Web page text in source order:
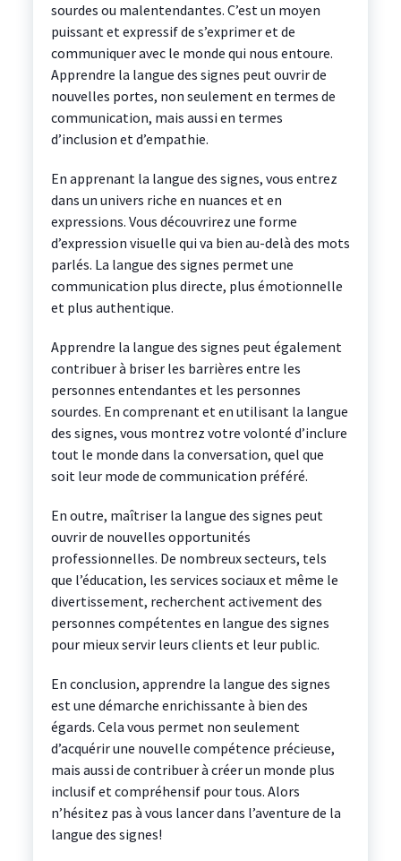
sourdes ou malentendantes. C’est un moyen
puissant et expressif de s’exprimer et de
communiquer avec le monde qui nous entoure.
Apprendre la langue des signes peut ouvrir de
nouvelles portes, non seulement en termes de
communication, mais aussi en termes
d’inclusion et d’empathie.
En apprenant la langue des signes, vous entrez
dans un univers riche en nuances et en
expressions. Vous découvrirez une forme
d’expression visuelle qui va bien au-delà des mots
parlés. La langue des signes permet une
communication plus directe, plus émotionnelle
et plus authentique.
Apprendre la langue des signes peut également
contribuer à briser les barrières entre les
personnes entendantes et les personnes
sourdes. En comprenant et en utilisant la langue
des signes, vous montrez votre volonté d’inclure
tout le monde dans la conversation, quel que
soit leur mode de communication préféré.
En outre, maîtriser la langue des signes peut
ouvrir de nouvelles opportunités
professionnelles. De nombreux secteurs, tels
que l’éducation, les services sociaux et même le
divertissement, recherchent activement des
personnes compétentes en langue des signes
pour mieux servir leurs clients et leur public.
En conclusion, apprendre la langue des signes
est une démarche enrichissante à bien des
égards. Cela vous permet non seulement
d’acquérir une nouvelle compétence précieuse,
mais aussi de contribuer à créer un monde plus
inclusif et compréhensif pour tous. Alors
n’hésitez pas à vous lancer dans l’aventure de la
langue des signes!